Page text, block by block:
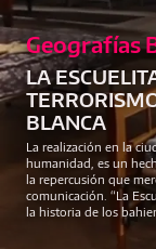
Geografías
LA
BLANCA
La realización en la
humanidad, es un
la repercusión que
comunicación. “La
la historia de los